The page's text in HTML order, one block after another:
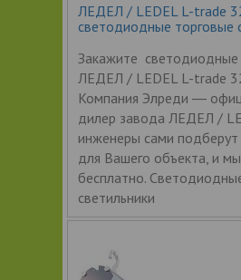
ЛЕДЕЛ / LEDEL L-trade
светодиодные торговые
Закажите светодиодные
ЛЕДЕЛ / LEDEL L-trade
Компания Элреди ―
дилер завода ЛЕДЕЛ /
инженеры сами подберут
для Вашего объекта, и
бесплатно.
светильники